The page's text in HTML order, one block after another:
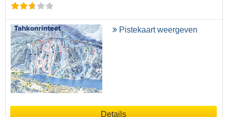
Pistekaart weergeven
Details